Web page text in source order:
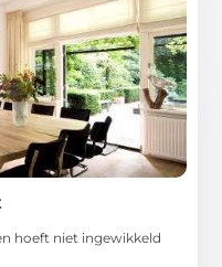
hoeft niet ingewikkeld